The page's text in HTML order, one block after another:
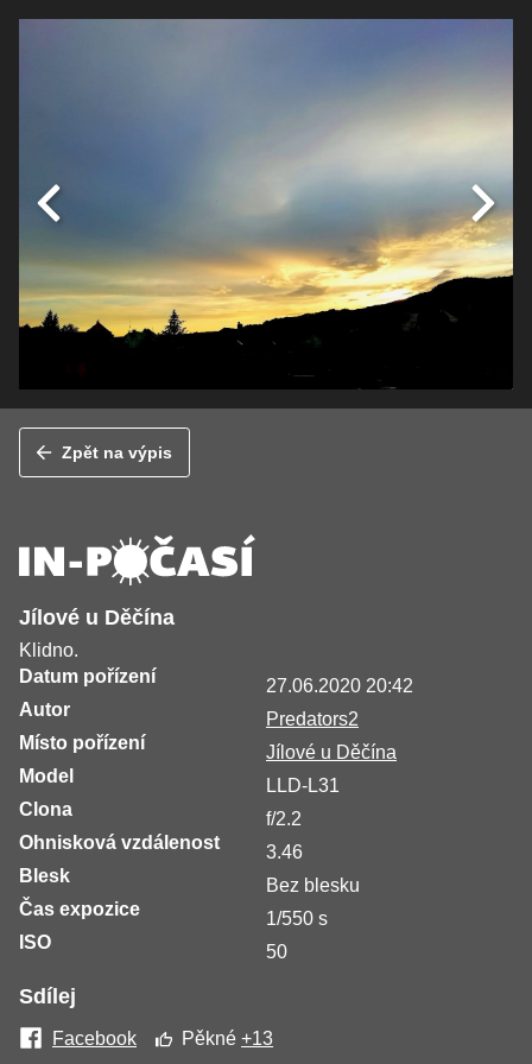
Zpět na výpis
Jílové u Děčína
Klidno.
Datum pořízení
27.06.2020 20:42
Autor
Predators2
Místo pořízení
Jílové u Děčína
Model
LLD-L31
Clona
f/2.2
Ohnisková vzdálenost
3.46
Blesk
Bez blesku
Čas expozice
1/550 s
ISO
50
Sdílej
Facebook Pěkné+13